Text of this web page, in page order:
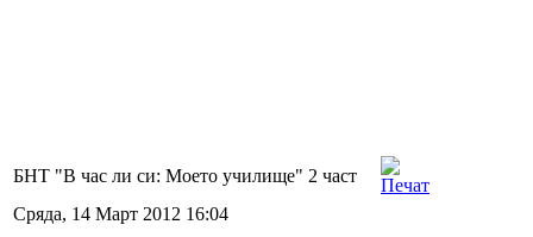
БНТ "В час ли си: Моето училище" 2 част
Сряда, 14 Март 2012 16:04